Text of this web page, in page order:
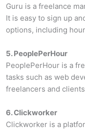
Guru is a freelance
It is easy to sign up
options, including
5. PeoplePerHour
PeoplePerHour is a
tasks such as web
freelancers and
6. Clickworker
Clickworker is a